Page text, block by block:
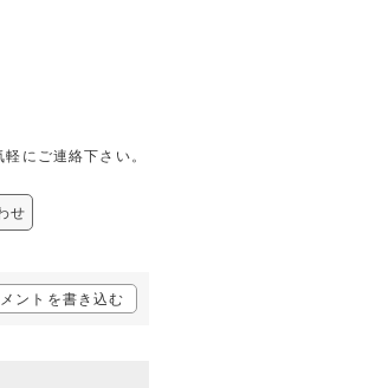
にご連絡下さい。
せ
ントを書き込む